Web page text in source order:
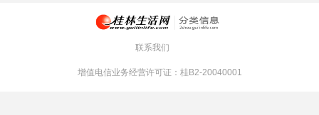
联系我们
增值电信业务经营许可证：桂B2-20040001